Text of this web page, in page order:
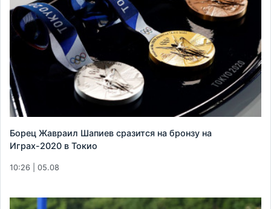
Борец Жавраил Шапиев сразится на бронзу на
Играх-2020 в Токио
10:26 | 05.08